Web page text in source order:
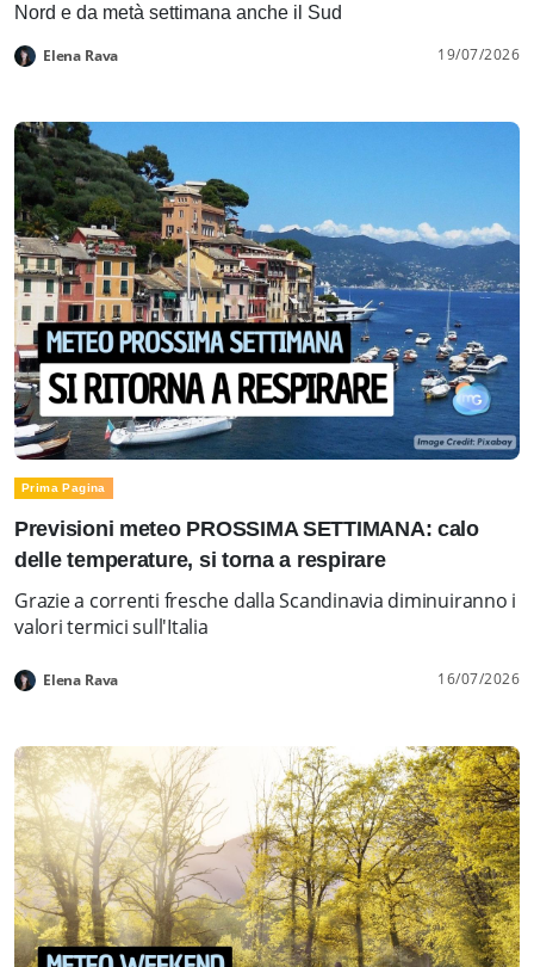
Nord e da metà settimana anche il Sud
Elena Rava 19/07/2026
Prima Pagina
Previsioni meteo PROSSIMA SETTIMANA: calo
delle temperature, si torna a respirare
Grazie a correnti fresche dalla Scandinavia diminuiranno i
valori termici sull'Italia
Elena Rava 16/07/2026